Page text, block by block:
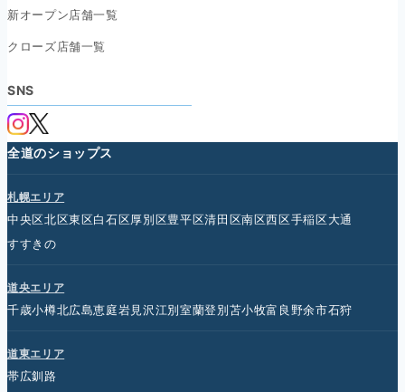
新オープン店舗一覧
クローズ店舗一覧
SNS
全道のショップス
札幌エリア
中央区北区東区白石区厚別区豊平区清田区南区西区手稲区大通
すすきの
道央エリア
千歳小樽北広島恵庭岩見沢江別室蘭登別苫小牧富良野余市石狩
道東エリア
帯広釧路